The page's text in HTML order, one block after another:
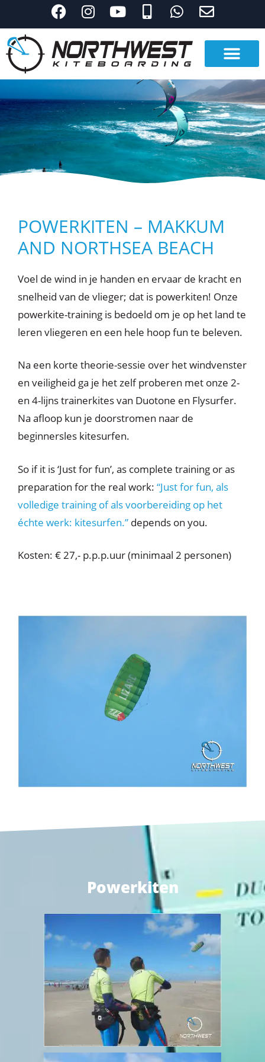
POWERKITEN – MAKKUM
AND NORTHSEA BEACH
Voel de wind in je handen en ervaar de kracht en
snelheid van de vlieger; dat is powerkiten! Onze
powerkite-training is bedoeld om je op het land te
leren vliegeren en een hele hoop fun te beleven.
Na een korte theorie-sessie over het windvenster
en veiligheid ga je het zelf proberen met onze 2-
en 4-lijns trainerkites van Duotone en Flysurfer.
Na afloop kun je doorstromen naar de
beginnersles kitesurfen.
So if it is ‘Just for fun’, as complete training or as
preparation for the real work: “Just for fun, als
volledige training of als voorbereiding op het
échte werk: kitesurfen.” depends on you.
Kosten: € 27,- p.p.p.uur (minimaal 2 personen)
Powerkiten